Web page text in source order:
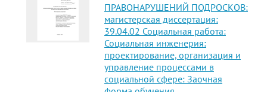
ПРАВОНАРУШЕНИЙ ПОДРОСКОВ:
магистерская диссертация:
39.04.02 Социальная работа:
Социальная инженерия:
проектирование, организация и
управление процессами в
социальной сфере: Заочная